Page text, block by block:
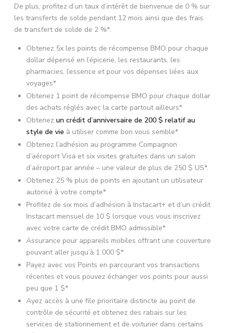
De plus, profitez d’un taux d’intérêt de bienvenue de 0 % sur
les transferts de solde pendant 12 mois ainsi que des frais
de transfert de solde de 2 %*.
Obtenez 5x les points de récompense BMO pour chaque
dollar dépensé en l’épicerie, les restaurants, les
pharmacies, l’essence et pour vos dépenses liées aux
voyages*
Obtenez 1 point de récompense BMO pour chaque dollar
des achats réglés avec la carte partout ailleurs*
Obtenez un crédit d’anniversaire de 200 $ relatif au
style de vie à utiliser comme bon vous semble*
Obtenez l’adhésion au programme Compagnon
d’aéroport Visa et six visites gratuites dans un salon
d’aéroport par année – une valeur de plus de 250 $ US*.
Obtenez 25 % plus de points en ajoutant un utilisateur
autorisé à votre compte*
Profitez de six mois d’adhésion à Instacart+ et d’un crédit
Instacart mensuel de 10 $ lorsque vous vous inscrivez
avec votre carte de crédit BMO admissible*
Assurance pour appareils mobiles offrant une couverture
pouvant aller jusqu’à 1 000 $*
Payez avec vos Points en parcourant vos transactions
récentes et vous pouvez échanger vos points pour aussi
peu que 1 $*
Ayez accès à une file prioritaire distincte au point de
contrôle de sécurité et obtenez des rabais sur les
services de stationnement et de voiturier dans certains